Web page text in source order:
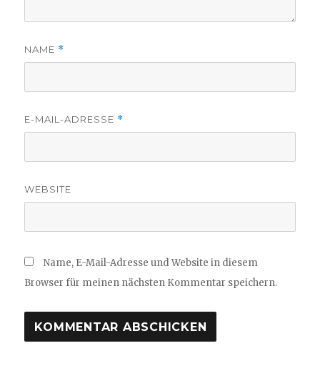
NAME *
E-MAIL-ADRESSE *
WEBSITE
Name, E-Mail-Adresse und Website in diesem
Browser für meinen nächsten Kommentar speichern.